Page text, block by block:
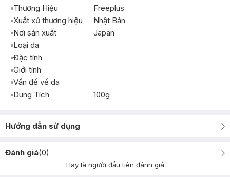
Thương Hiệu
Freeplus
Xuất xứ thương hiệu
Nhật Bản
Nơi sản xuất
Japan
Loại da
Đặc tính
Giới tính
Vấn đề về da
Dung Tích
100g
Hướng dẫn sử dụng
Đánh giá(0)
Hãy là người đầu tiên đánh giá